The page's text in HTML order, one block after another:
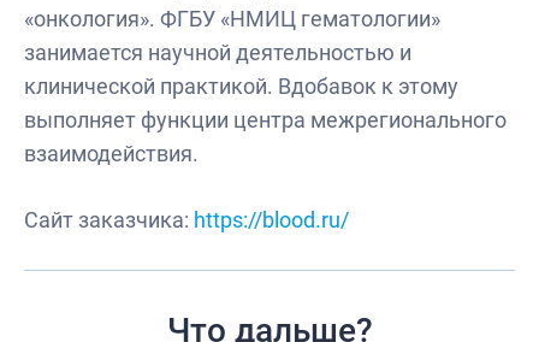
«онкология». ФГБУ «НМИЦ гематологии»
занимается научной деятельностью и
клинической практикой. Вдобавок к этому
выполняет функции центра межрегионального
взаимодействия.
Сайт заказчика: https://blood.ru/
Что дальше?